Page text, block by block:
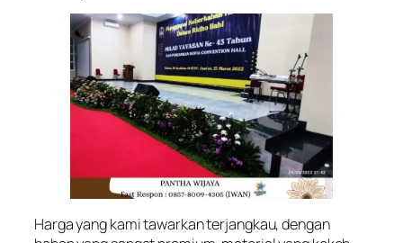
Harga yang kami tawarkan terjangkau, dengan